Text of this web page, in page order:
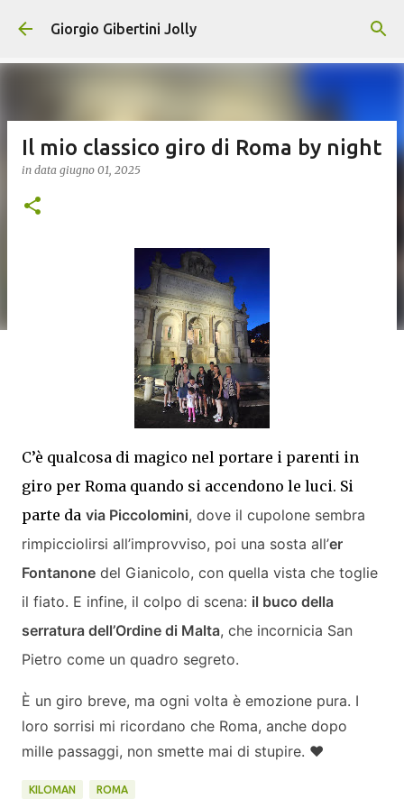
Passa ai contenuti principali
Giorgio Gibertini Jolly
Il mio classico giro di Roma by night
in data giugno 01, 2025
C’è qualcosa di magico nel portare i parenti in
giro per Roma quando si accendono le luci. Si
parte da via Piccolomini, dove il cupolone sembra
rimpicciolirsi all’improvviso, poi una sosta all’er
Fontanone del Gianicolo, con quella vista che toglie
il fiato. E infine, il colpo di scena: il buco della
serratura dell’Ordine di Malta, che incornicia San
Pietro come un quadro segreto.
È un giro breve, ma ogni volta è emozione pura. I
loro sorrisi mi ricordano che Roma, anche dopo
mille passaggi, non smette mai di stupire. ❤️
KILOMAN ROMA